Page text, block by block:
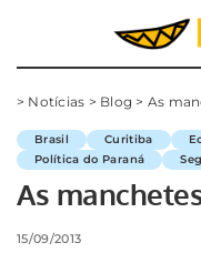
> Notícias > Blog > As
Brasil Curitiba
Política do Paraná
As
15/09/2013